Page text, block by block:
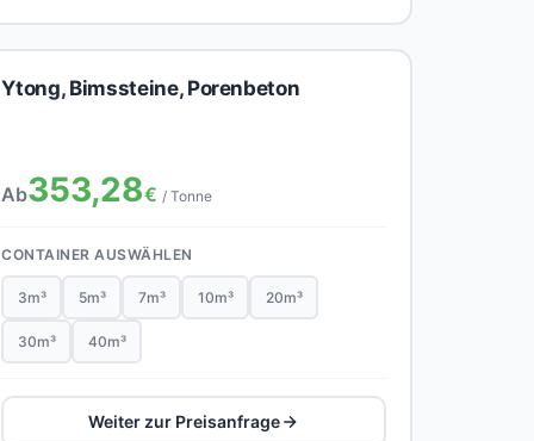
Ytong, Bimssteine, Porenbeton
Ab353,28€ / Tonne
CONTAINER AUSWÄHLEN
3m³ 5m³ 7m³ 10m³ 20m³
30m³ 40m³
Weiter zur Preisanfrage